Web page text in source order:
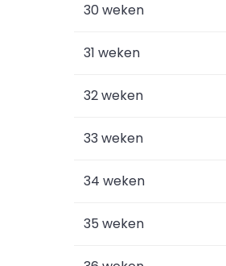
30 weken
31 weken
32 weken
33 weken
34 weken
35 weken